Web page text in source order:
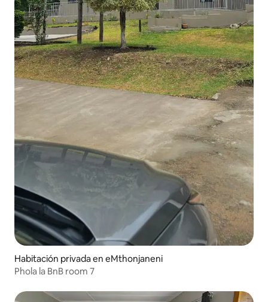
Habitación privada en eMthonjaneni
Phola la BnB room 7